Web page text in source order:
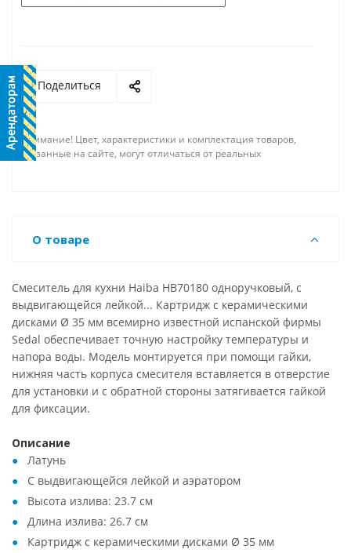
Поделиться
Внимание! Цвет, характеристики и комплектация товаров,
указанные на сайте, могут отличаться от реальных
О товаре
Смеситель для кухни Haiba HB70180 одноручковый, с
выдвигающейся лейкой... Картридж с керамическими
дисками Ø 35 мм всемирно известной испанской фирмы
Sedal обеспечивает точную настройку температуры и
напора воды. Модель монтируется при помощи гайки,
нижняя часть корпуса смесителя вставляется в отверстие
для установки и с обратной стороны затягивается гайкой
для фиксации.
Описание
Латунь
С выдвигающейся лейкой и аэратором
Высота излива: 23.7 см
Длина излива: 26.7 см
Картридж с керамическими дисками Ø 35 мм